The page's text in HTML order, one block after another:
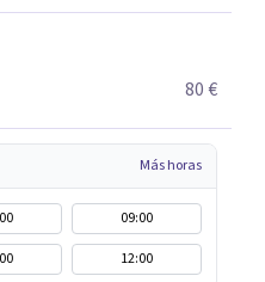
80 €
Más horas
09:00
12:00